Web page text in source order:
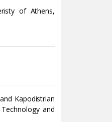
of Athens,
Kapodistrian
and